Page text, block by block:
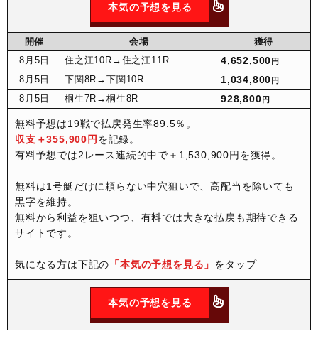
本気の予想を見る
開催 会場
獲得
8月 5日 住之江10R →住之江11R 4,652,500 円
8月 5日 下関8R →下関10R 1,034,800 円
8月 5日 桐生7R →桐生8R 928,800 円
無料予想は19戦で払戻発生率89.5％。
収支＋355,900円 を記録。
有料予想では2レース連続的中で＋1,530,900円を獲得。
無料は1号艇だけに頼らない中穴狙いで、高配当を除いても
黒字を維持。
無料から利益を狙いつつ、有料では大きな払戻も期待できる
サイトです。
気になる方は下記の 「本気の予想を見る」 をタップ
本気の予想を見る